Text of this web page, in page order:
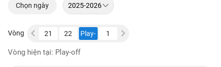
Chọn ngày
Vòng
19 20 21 22
Play-
1
Vòng hiện tại: Play-off